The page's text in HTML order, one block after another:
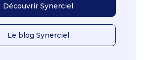
Découvrir Synerciel
Le blog Synerciel